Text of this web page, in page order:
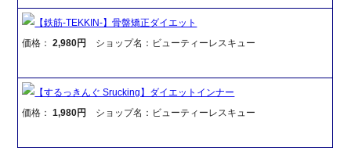
【鉄筋-TEKKIN-】骨盤矯正ダイエット
価格：2,980円 ショップ名：ビューティーレスキュー
【するっきんぐ Srucking】ダイエットインナー
価格：1,980円 ショップ名：ビューティーレスキュー